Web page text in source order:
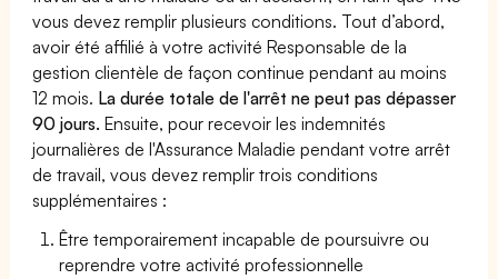
vous devez remplir plusieurs conditions. Tout d’abord,
avoir été affilié à votre activité Responsable de la
gestion clientèle de façon continue pendant au moins
12 mois. La durée totale de l'arrêt ne peut pas dépasser
90 jours. Ensuite, pour recevoir les indemnités
journalières de l'Assurance Maladie pendant votre arrêt
de travail, vous devez remplir trois conditions
supplémentaires :
Être temporairement incapable de poursuivre ou
reprendre votre activité professionnelle